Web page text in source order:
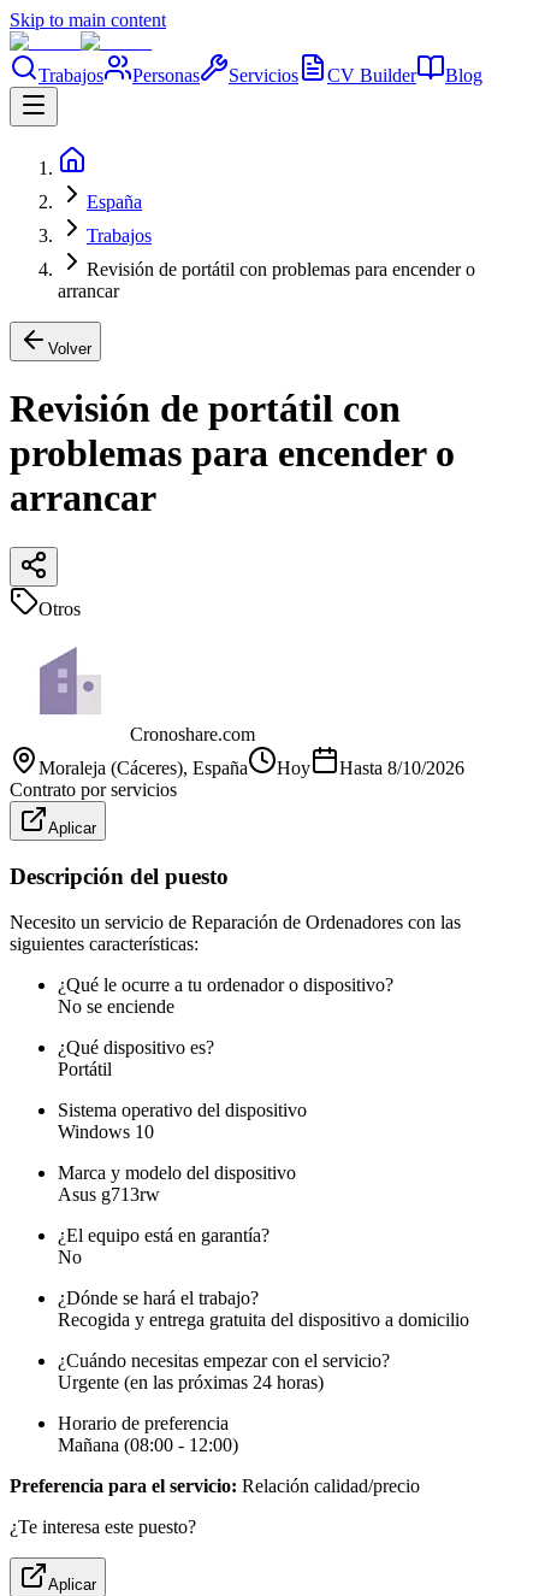
Skip to main content
Trabajos Personas Servicios CV Builder Blog
España
Trabajos
Revisión de portátil con problemas para encender o
arrancar
Volver
Revisión de portátil con
problemas para encender o
arrancar
Otros
Cronoshare.com
Moraleja (Cáceres), España Hoy Hasta 8/10/2026
Contrato por servicios
Aplicar
Descripción del puesto
Necesito un servicio de Reparación de Ordenadores con las
siguientes características:
¿Qué le ocurre a tu ordenador o dispositivo?
No se enciende
¿Qué dispositivo es?
Portátil
Sistema operativo del dispositivo
Windows 10
Marca y modelo del dispositivo
Asus g713rw
¿El equipo está en garantía?
No
¿Dónde se hará el trabajo?
Recogida y entrega gratuita del dispositivo a domicilio
¿Cuándo necesitas empezar con el servicio?
Urgente (en las próximas 24 horas)
Horario de preferencia
Mañana (08:00 - 12:00)
Preferencia para el servicio: Relación calidad/precio
¿Te interesa este puesto?
Aplicar